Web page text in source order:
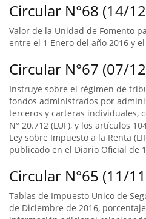
Circular N°68 (14/
Valor de la Unidad de Fomento
entre el 1 Enero del año 2016 y
Circular N°67 (07/
Instruye sobre el régimen de
fondos administrados por
terceros y carteras individuales,
N° 20.712 (LUF), y los artículos
Ley sobre Impuesto a la Renta
publicado en el Diario Oficial de
Circular N°65 (11/
Tablas de Impuesto Unico de
de Diciembre de 2016,